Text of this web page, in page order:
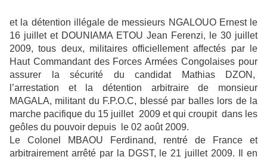
et la détention illégale de messieurs NGALOUO Ernest le
16 juillet et DOUNIAMA ETOU Jean Ferenzi, le 30 juillet
2009, tous deux, militaires officiellement affectés par le
Haut Commandant des Forces Armées Congolaises pour
assurer la sécurité du candidat Mathias DZON,
l’arrestation et la détention arbitraire de monsieur
MAGALA, militant du F.P.O.C, blessé par balles lors de la
marche pacifique du 15 juillet 2009 et qui croupit dans les
geôles du pouvoir depuis
le 02 août 2009.
Le Colonel MBAOU Ferdinand, rentré de France et
arbitrairement arrêté par la DGST, le 21 juillet 2009. Il en